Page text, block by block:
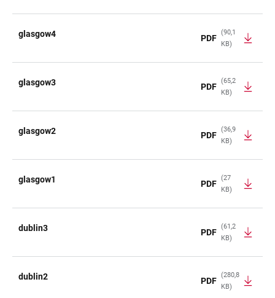
glasgow4 PDF
(90,1
KB)
glasgow3 PDF
(65,2
KB)
glasgow2 PDF
(36,9
KB)
glasgow1 PDF
(27
KB)
dublin3 PDF
(61,2
KB)
dublin2 PDF
(280,8
KB)